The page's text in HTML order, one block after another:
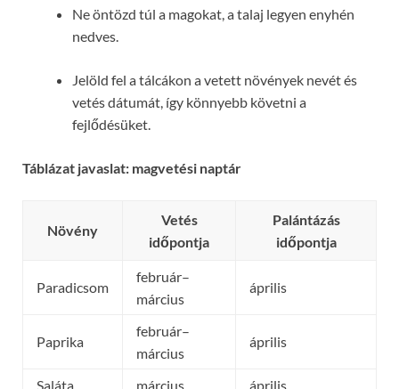
Ne öntözd túl a magokat, a talaj legyen enyhén
nedves.
Jelöld fel a tálcákon a vetett növények nevét és
vetés dátumát, így könnyebb követni a
fejlődésüket.
Táblázat javaslat: magvetési naptár
Növény
Vetés
időpontja
Palántázás
időpontja
Paradicsom
február–
március
április
Paprika
február–
március
április
Saláta március április